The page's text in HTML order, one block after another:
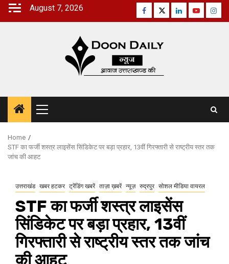
Skip
August 7, 2026 Facebook
TwitterLinkedinYoutube
Primary
Menu
Home
STF का फर्जी शस्त्र लाइसेंस सिंडिकेट पर बड़ा प्रहार, 13वीं गिरफ्तारी से राष्ट्रीय स्तर तक
जांच की आहट
उत्तराखंड खबर हटकर ट्रेंडिंग खबरें ताज़ा ख़बरें न्यूज़ रुद्रपुर सोशल मीडिया वायरल
STF का फर्जी शस्त्र लाइसेंस
सिंडिकेट पर बड़ा प्रहार, 13वीं
गिरफ्तारी से राष्ट्रीय स्तर तक जांच
की आहट